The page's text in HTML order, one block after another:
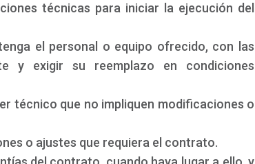
técnicas para iniciar la ejecución del
el personal o equipo ofrecido, con las
y exigir su reemplazo en condiciones
técnico que no impliquen modificaciones o
o ajustes que requiera el contrato.